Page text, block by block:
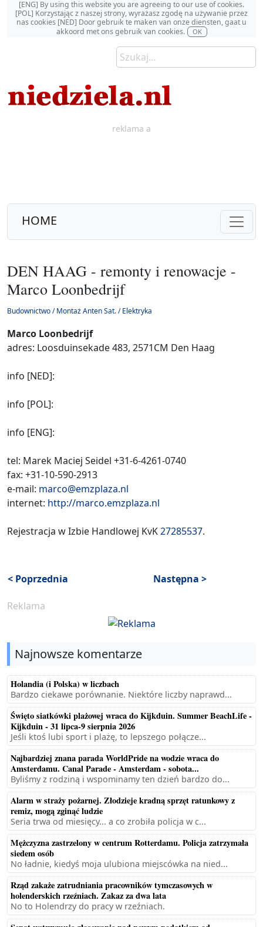
[ENG] By using this website you are agreeing to our use of cookies.
[POL] Korzystając z naszej strony, wyrażasz zgodę na używanie przez
nas cookies [NED] Door gebruik te maken van onze diensten, gaat u
akkoord met ons gebruik van cookies.
OK
reklama a
HOME
DEN HAAG - remonty i renowacje -
Marco Loonbedrijf
Budownictwo / Montaż Anten Sat. / Elektryka
Marco Loonbedrijf
adres: Loosduinsekade 483, 2571CM Den Haag
info [NED]:
info [POL]:
info [ENG]:
tel: Marek Maciej Seidel +31-6-4261-0740
fax: +31-10-590-2913
e-mail: marco@emzplaza.nl
internet: http://marco.emzplaza.nl
Rejestracja w Izbie Handlowej KvK27285537.
< Poprzednia Następna >
Reklama
Najnowsze komentarze
Holandia (i Polska) w liczbach
Bardzo ciekawe porównanie. Niektóre liczby naprawd...
Święto siatkówki plażowej wraca do Kijkduin. Summer BeachLife -
Kijkduin - 31 lipca-9 sierpnia 2026
Jeśli ktoś lubi sport i plażę, to lepszego połącze...
Najbardziej znana parada WorldPride na wodzie wraca do
Amsterdamu. Canal Parade - Amsterdam - sobota...
Byliśmy z rodziną i wspominamy ten dzień bardzo do...
Alarm w straży pożarnej. Złodzieje kradną sprzęt ratunkowy z
remiz, mogą zginąć ludzie
Seria trwa od miesięcy... a co zrobiła policja w c...
Mężczyzna zastrzelony w centrum Rotterdamu. Policja zatrzymała
siedem osób
No ładnie, kiedyś moja ulubiona miejscówka na nied...
Rząd zakaże zatrudniania pracowników tymczasowych w
holenderskich rzeźniach. Zakaz za dwa lata
No to Holendrzy do pracy w rzeźniach.